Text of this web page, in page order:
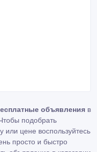
объявления в
подобрать
или цене воспользуйтесь
просто и быстро